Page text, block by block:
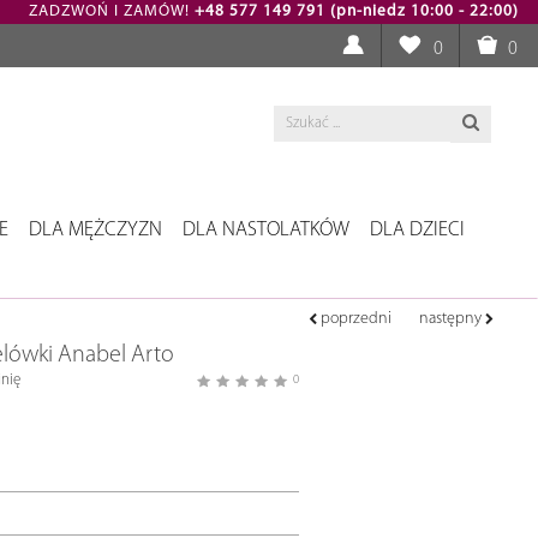
ZADZWOŃ I ZAMÓW! +48 577 149 791 (pn-niedz 10:00 - 22:00)
0 0
DLA MĘŻCZYZN DLA NASTOLATKÓW DLA DZIECI
poprzedni następny
Anabel Arto
0